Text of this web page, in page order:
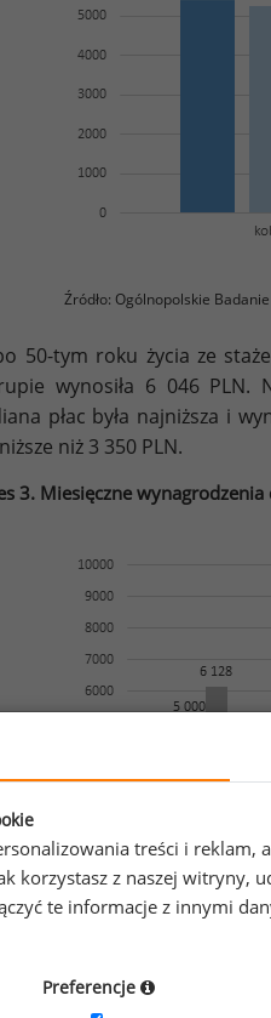
Źródło: Ogólnopolskie
50-tym roku życia ze
wynosiła 6 046 PLN.
płac była najniższa i
niż 3 350 PLN.
3. Miesięczne
treści i reklam,
korzystasz z naszej witryny,
te informacje z innymi
Preferencje